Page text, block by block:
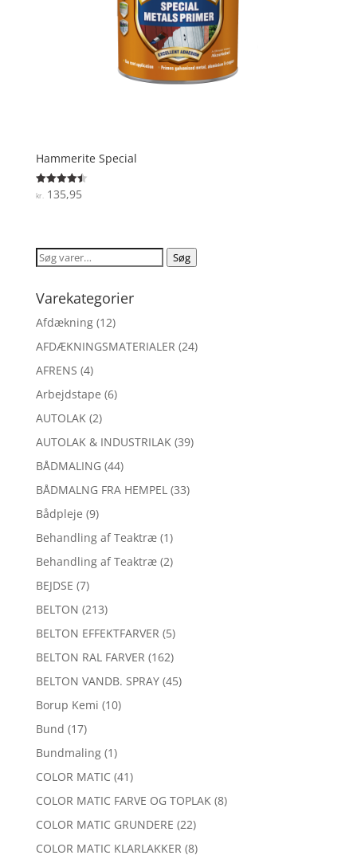
Hammerite Special
Vurderet
4.5
kr.135,95
Søg
Søg
Varekategorier
Afdækning (12)
AFDÆKNINGSMATERIALER (24)
AFRENS (4)
Arbejdstape (6)
AUTOLAK (2)
AUTOLAK & INDUSTRILAK (39)
BÅDMALING (44)
BÅDMALNG FRA HEMPEL (33)
Bådpleje (9)
Behandling af Teaktræ (1)
Behandling af Teaktræ (2)
BEJDSE (7)
BELTON (213)
BELTON EFFEKTFARVER (5)
BELTON RAL FARVER (162)
BELTON VANDB. SPRAY (45)
Borup Kemi (10)
Bund (17)
Bundmaling (1)
COLOR MATIC (41)
COLOR MATIC FARVE OG TOPLAK (8)
COLOR MATIC GRUNDERE (22)
COLOR MATIC KLARLAKKER (8)